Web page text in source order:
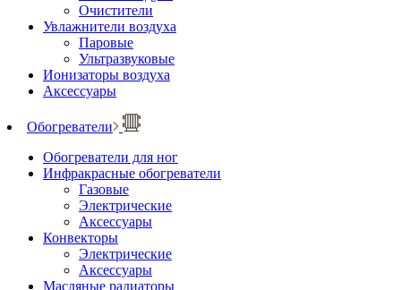
Очистители
Увлажнители воздуха
Паровые
Ультразвуковые
Ионизаторы воздуха
Аксессуары
Обогреватели
Обогреватели для ног
Инфракрасные обогреватели
Газовые
Электрические
Аксессуары
Конвекторы
Электрические
Аксессуары
Масляные радиаторы